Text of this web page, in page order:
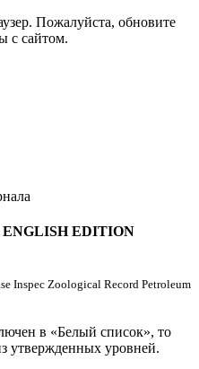
Пожалуйста, обновите
с сайтом.
EDITION
Inspec Zoological Record Petroleum
в «Белый список», то
утвержденных уровней.